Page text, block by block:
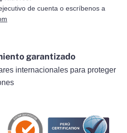
de cuenta o escríbenos a
garantizado
internacionales para proteger